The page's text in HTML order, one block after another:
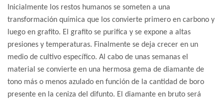
Inicialmente los restos humanos se someten a una
transformación química que los convierte primero en carbono y
luego en grafito. El grafito se purifica y se expone a altas
presiones y temperaturas. Finalmente se deja crecer en un
medio de cultivo específico. Al cabo de unas semanas el
material se convierte en una hermosa gema de diamante de
tono más o menos azulado en función de la cantidad de boro
presente en la ceniza del difunto. El diamante en bruto será